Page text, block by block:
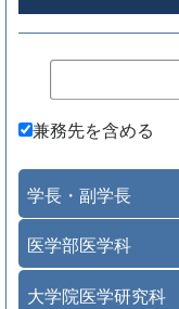
兼務先を含める
学長・副学長
医学部医学科
大学院医学研究科